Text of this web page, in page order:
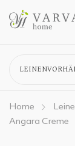
Home
Angara Creme